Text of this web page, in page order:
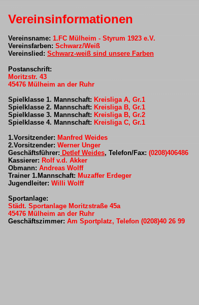
Vereinsinformationen
Vereinsname:1.FC Mülheim - Styrum 1923 e.V.
Vereinsfarben:Schwarz/Weiß
Vereinslied:Schwarz-weiß sind unsere Farben
Postanschrift:
Moritzstr. 43
45476 Mülheim an der Ruhr
Spielklasse 1. Mannschaft:Kreisliga A, Gr.1
Spielklasse 2. Mannschaft:Kreisliga B, Gr.1
Spielklasse 3. Mannschaft:Kreisliga B, Gr.2
Spielklasse 4. Mannschaft:Kreisliga C, Gr.1
1.Vorsitzender:Manfred Weides
2.Vorsitzender:Werner Unger
Geschäftsführer:Detlef Weides, Telefon/Fax:(0208)406486
Kassierer:Rolf v.d. Akker
Obmann: Andreas Wolff
Trainer 1.Mannschaft:Muzaffer Erdeger
Jugendleiter:Willi Wolff
Sportanlage:
Städt. Sportanlage Moritzstraße 45a
45476 Mülheim an der Ruhr
Geschäftszimmer:Am Sportplatz, Telefon (0208)40 26 99